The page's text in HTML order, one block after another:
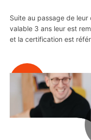
Suite au passage de
valable 3 ans leur est
et la certification est